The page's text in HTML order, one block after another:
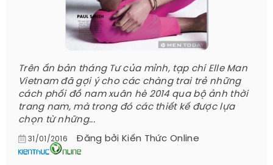
Trên ấn bản tháng Tư của mỉnh, tạp chí Elle Man
Vietnam đã gợi ý cho các chàng trai trẻ những
cách phối đồ nam xuân hè 2014 qua bộ ảnh thời
trang nam, mà trong đó các thiết kế được lựa
chọn từ những...
31/01/2016 Đăng bởi Kiến Thức Online